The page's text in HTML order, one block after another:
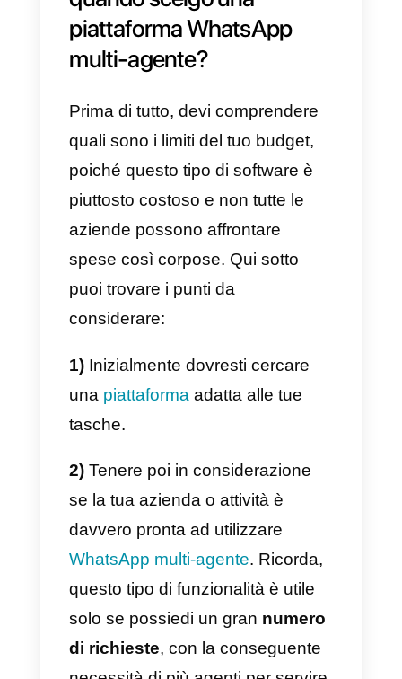
strumento.
Cosa devo considerare
quando scelgo una
piattaforma WhatsApp
multi-agente?
Prima di tutto, devi comprendere
quali sono i limiti del tuo budget,
poiché questo tipo di software è